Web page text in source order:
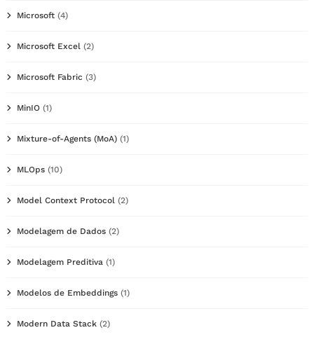
Microsoft (4)
Microsoft Excel (2)
Microsoft Fabric (3)
MinIO (1)
Mixture-of-Agents (MoA) (1)
MLOps (10)
Model Context Protocol (2)
Modelagem de Dados (2)
Modelagem Preditiva (1)
Modelos de Embeddings (1)
Modern Data Stack (2)